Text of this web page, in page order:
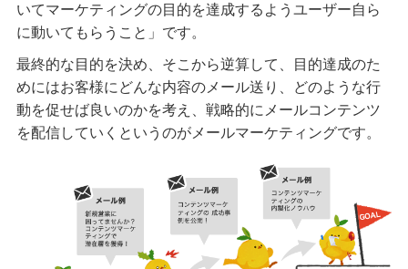
いてマーケティングの目的を達成するようユーザー自ら
に動いてもらうこと」です。
最終的な目的を決め、そこから逆算して、目的達成のた
めにはお客様にどんな内容のメール送り、どのような行
動を促せば良いのかを考え、戦略的にメールコンテンツ
を配信していくというのがメールマーケティングです。